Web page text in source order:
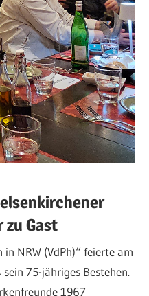
Gast
NRW (VdPh)“ feierte am
75-jähriges Bestehen.
1967